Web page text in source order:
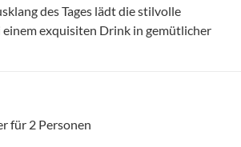
des Tages lädt die stilvolle
einem exquisiten Drink in gemütlicher
für 2 Personen